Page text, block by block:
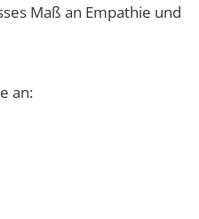
Maß an Empathie und
an: